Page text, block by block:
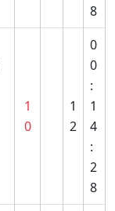
8
1
0
1
2
0
0
:
1
4
:
2
8